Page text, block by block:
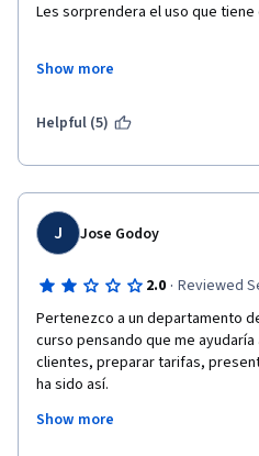
Les sorprendera el uso que tiene
segunda parte.
Saludos
Show more
Helpful (5)
J Jose Godoy
2.0 · Reviewed
Pertenezco a un departamento
curso pensando que me ayudaría
clientes, preparar tarifas,
ha sido así.
En mi opinión, los conceptos que
Show more